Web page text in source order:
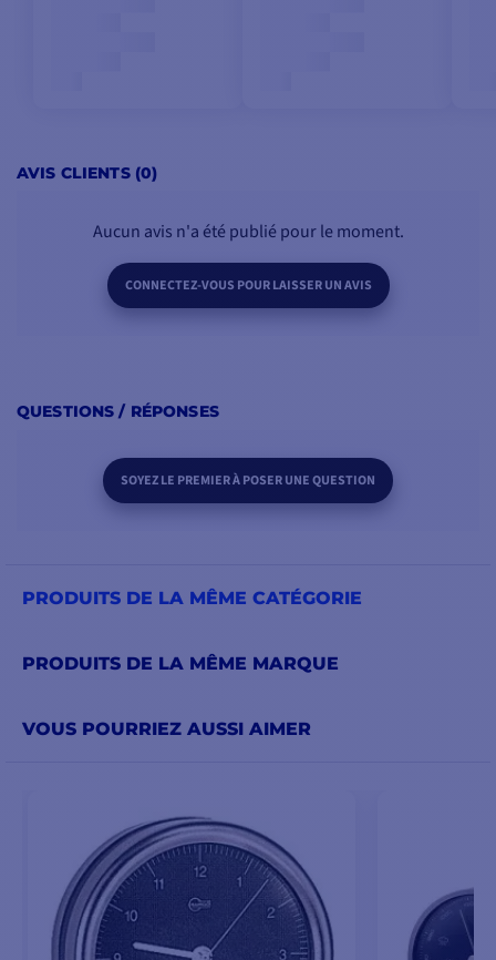
AVIS CLIENTS (0)
Aucun avis n'a été publié pour le moment.
CONNECTEZ-VOUS POUR LAISSER UN AVIS
QUESTIONS / RÉPONSES
SOYEZ LE PREMIER À POSER UNE QUESTION
PRODUITS DE LA MÊME CATÉGORIE
PRODUITS DE LA MÊME MARQUE
VOUS POURRIEZ AUSSI AIMER